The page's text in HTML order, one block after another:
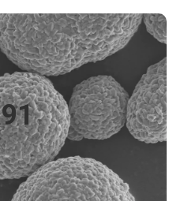
95mol%（95Ni）